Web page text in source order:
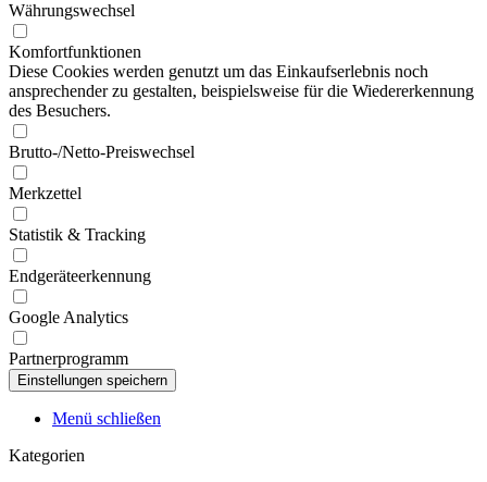
Währungswechsel
Komfortfunktionen
Diese Cookies werden genutzt um das Einkaufserlebnis noch
ansprechender zu gestalten, beispielsweise für die Wiedererkennung
des Besuchers.
Brutto-/Netto-Preiswechsel
Merkzettel
Statistik & Tracking
Endgeräteerkennung
Google Analytics
Partnerprogramm
Menü schließen
Kategorien